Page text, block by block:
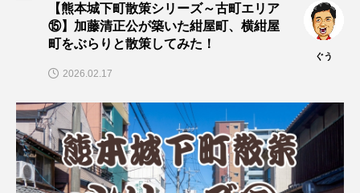
【熊本城下町散策シリーズ～古町エリア
⑮】加藤清正公が築いた紺屋町、横紺屋
町をぶらりと散策してみた！
ぐう
2026.02.17